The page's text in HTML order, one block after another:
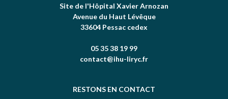
Site de l'Hôpital Xavier Arnozan
Avenue du Haut Lévêque
33604 Pessac cedex
05 35 38 19 99
contact@ihu-liryc.fr
RESTONS EN CONTACT